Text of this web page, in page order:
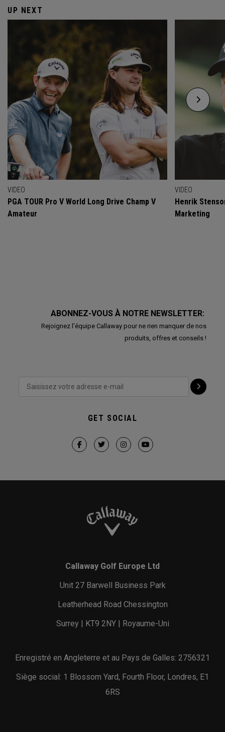
UP NEXT
VIDEO
PGA TOUR Pro V World Long Drive Champ V
Amateur
VIDEO
Henrik
Marketing
ABONNEZ-VOUS À NOTRE NEWSLETTER:
Rejoignez l'équipe Callaway pour ne rien manquer de nos
produits, offres et conseils !
GET SOCIAL
Callaway Golf Europe Ltd
Unit 27 Barwell Business Park
Leatherhead Road Chessington
Surrey | KT9 2NY | Royaume-Uni
Enregistré en Angleterre et au Pays de Galles: 2756321
Siège social: 1 Blossom Yard, Fourth Floor, Londres, E1
6RS